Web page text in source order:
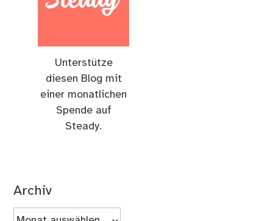
Unterstütze
diesen Blog mit
einer monatlichen
Spende auf
Steady.
Archiv
Archiv